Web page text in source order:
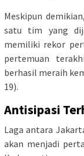
Meskipun
satu tim yang
memiliki rekor
pertemuan
berhasil meraih
19).
Antisipasi
Laga antara
akan menjadi